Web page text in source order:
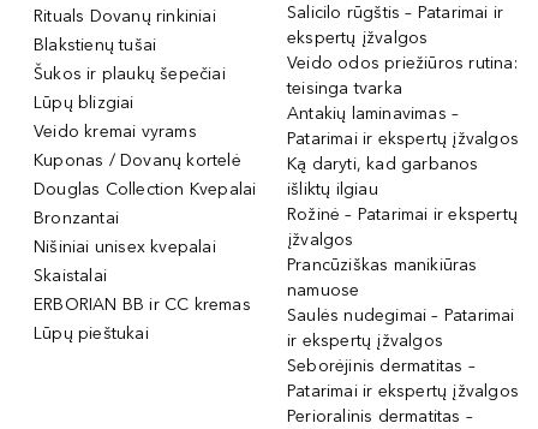
Rituals Dovanų rinkiniai
Blakstienų tušai
Šukos ir plaukų šepečiai
Lūpų blizgiai
Veido kremai vyrams
Kuponas / Dovanų kortelė
Douglas Collection Kvepalai
Bronzantai
Nišiniai unisex kvepalai
Skaistalai
ERBORIAN BB ir CC kremas
Lūpų pieštukai
Salicilo rūgštis – Patarimai ir
ekspertų įžvalgos
Veido odos priežiūros rutina:
teisinga tvarka
Antakių laminavimas –
Patarimai ir ekspertų įžvalgos
Ką daryti, kad garbanos
išliktų ilgiau
Rožinė – Patarimai ir ekspertų
įžvalgos
Prancūziškas manikiūras
namuose
Saulės nudegimai – Patarimai
ir ekspertų įžvalgos
Seborėjinis dermatitas –
Patarimai ir ekspertų įžvalgos
Perioralinis dermatitas –